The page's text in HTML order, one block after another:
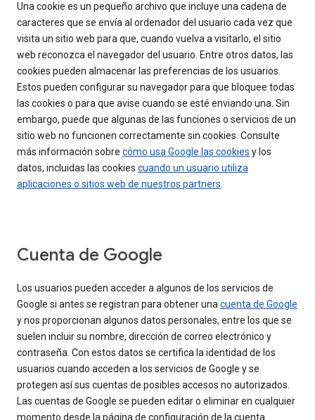
Una cookie es un pequeño archivo que incluye una cadena de
caracteres que se envía al ordenador del usuario cada vez que
visita un sitio web para que, cuando vuelva a visitarlo, el sitio
web reconozca el navegador del usuario. Entre otros datos, las
cookies pueden almacenar las preferencias de los usuarios.
Estos pueden configurar su navegador para que bloquee todas
las cookies o para que avise cuando se esté enviando una. Sin
embargo, puede que algunas de las funciones o servicios de un
sitio web no funcionen correctamente sin cookies. Consulte
más información sobre cómo usa Google las cookies y los
datos, incluidas las cookies cuando un usuario utiliza
aplicaciones o sitios web de nuestros partners.
Cuenta de Google
Los usuarios pueden acceder a algunos de los servicios de
Google si antes se registran para obtener unacuenta de Google
y nos proporcionan algunos datos personales, entre los que se
suelen incluir su nombre, dirección de correo electrónico y
contraseña. Con estos datos se certifica la identidad de los
usuarios cuando acceden a los servicios de Google y se
protegen así sus cuentas de posibles accesos no autorizados.
Las cuentas de Google se pueden editar o eliminar en cualquier
momento desde la página de configuración de la cuenta.